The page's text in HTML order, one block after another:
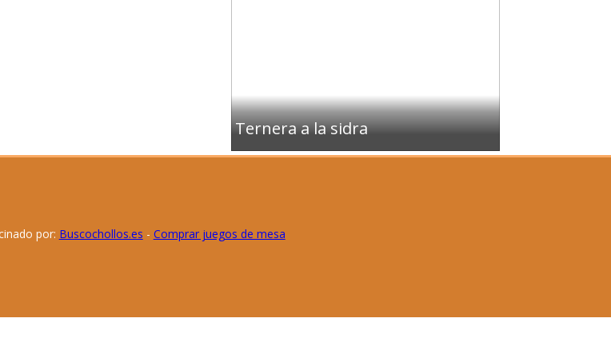
Ternera a la sidra
por: Buscochollos.es - Comprar juegos de mesa